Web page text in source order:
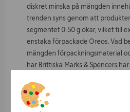
diskret minska på mängden
trenden syns genom att
segmentet 0-50 g ökar, vilket till
enstaka förpackade Oreos. Vad
mängden förpackningsmaterial
har Brittiska Marks & Spencers
snacksförpackningarna och
storlek, vilket resulterat i 37 %